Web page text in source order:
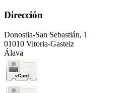
Dirección
Donostia-San Sebastián, 1
01010 Vitoria-Gasteiz
Álava